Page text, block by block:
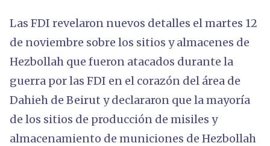
Las FDI revelaron nuevos detalles el martes 12
de noviembre sobre los sitios y almacenes de
Hezbollah que fueron atacados durante la
guerra por las FDI en el corazón del área de
Dahieh de Beirut y declararon que la mayoría
de los sitios de producción de misiles y
almacenamiento de municiones de Hezbollah